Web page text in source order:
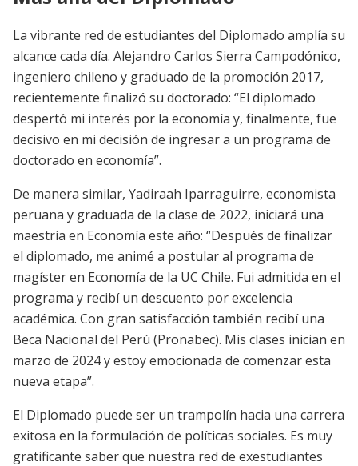
La vibrante red de estudiantes del Diplomado amplía su
alcance cada día. Alejandro Carlos Sierra Campodónico,
ingeniero chileno y graduado de la promoción 2017,
recientemente finalizó su doctorado: “El diplomado
despertó mi interés por la economía y, finalmente, fue
decisivo en mi decisión de ingresar a un programa de
doctorado en economía”.
De manera similar, Yadiraah Iparraguirre, economista
peruana y graduada de la clase de 2022, iniciará una
maestría en Economía este año: “Después de finalizar
el diplomado, me animé a postular al programa de
magíster en Economía de la UC Chile. Fui admitida en el
programa y recibí un descuento por excelencia
académica. Con gran satisfacción también recibí una
Beca Nacional del Perú (Pronabec). Mis clases inician en
marzo de 2024 y estoy emocionada de comenzar esta
nueva etapa”.
El Diplomado puede ser un trampolín hacia una carrera
exitosa en la formulación de políticas sociales. Es muy
gratificante saber que nuestra red de exestudiantes